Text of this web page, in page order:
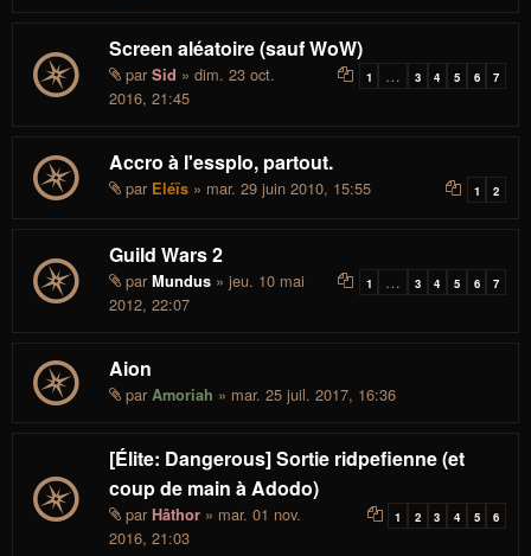
Screen aléatoire (sauf WoW)
1 … 3 4 5 6 7
par Sid » dim. 23 oct.
2016, 21:45
Accro à l'essplo, partout.
1 2
par Eléïs » mar. 29 juin 2010, 15:55
Guild Wars 2
1 … 3 4 5 6 7
par Mundus » jeu. 10 mai
2012, 22:07
Aion
par Amoriah » mar. 25 juil. 2017, 16:36
[Élite: Dangerous] Sortie ridpefienne (et
coup de main à Adodo)
1 2 3 4 5 6
par Hâthor » mar. 01 nov.
2016, 21:03